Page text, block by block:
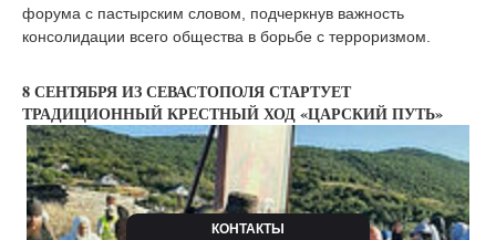
форума с пастырским словом, подчеркнув важность
консолидации всего общества в борьбе с терроризмом.
8 СЕНТЯБРЯ ИЗ СЕВАСТОПОЛЯ СТАРТУЕТ
ТРАДИЦИОННЫЙ КРЕСТНЫЙ ХОД «ЦАРСКИЙ ПУТЬ»
КОНТАКТЫ